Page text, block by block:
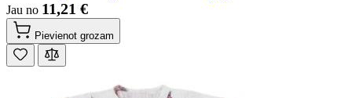
Jau no 11,21 €
Pievienot grozam